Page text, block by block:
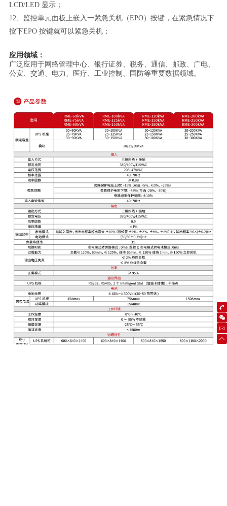
LCD/LED 显示；
12、监控单元面板上嵌入一紧急关机（EPO）按键，在紧急情况下
按下EPO 按键就可以紧急关机；
应用领域：
广泛应用于网络管理中心、银行证券、税务、通信、邮政、广电、
公安、交通、电力、医疗、工业控制、国防等重要数据领域。